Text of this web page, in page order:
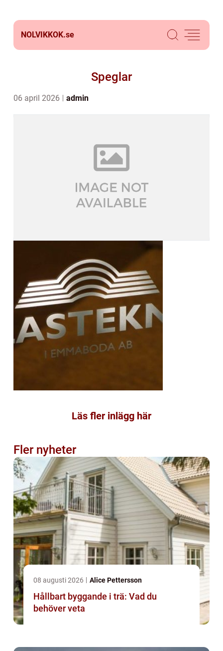
NOLVIKKOK.se
Speglar
06 april 2026 admin
Läs fler inlägg här
Fler nyheter
08 augusti 2026 Alice Pettersson
Hållbart byggande i trä: Vad du
behöver veta